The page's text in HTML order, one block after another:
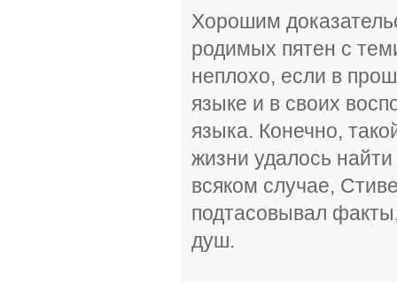
Хорошим
родимых пятен с
неплохо, если в
языке и в своих
языка. Конечно,
жизни удалось
всяком случае,
подтасовывал
душ.